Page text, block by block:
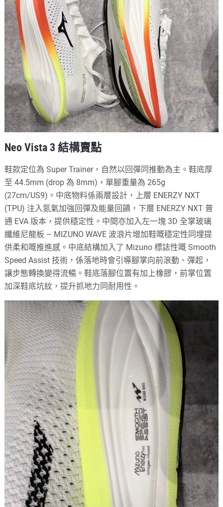
Neo Vista 3 結構賣點
鞋款定位為 Super Trainer，自然以回彈同推動為主。鞋底厚
至 44.5mm (drop 為 8mm)，單腳重量為 265g
(27cm/US9)。中底物料係兩層設計，上層 ENERZY NXT
(TPU) 注入氮氣加強回彈及能量回饋，下層 ENERZY NXT 普
通 EVA 版本，提供穩定性。中間亦加入左一塊 3D 全掌玻璃
纖維尼龍板 – MIZUNO WAVE 波浪片增加鞋嘅穩定性同埋提
供柔和嘅推進感。中底結構加入了 Mizuno 標誌性嘅 Smooth
Speed Assist 技術，係落地時會引導腳掌向前滾動、彈起，
讓步態轉換變得流暢。鞋底落腳位置有加上橡膠，前掌位置
加深鞋底坑紋，提升抓地力同耐用性。